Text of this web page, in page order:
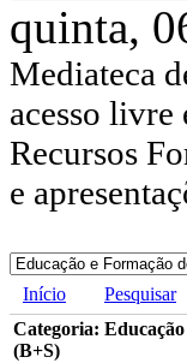
quinta,
Mediateca
acesso
Recursos
e
Início Pesquisar
Categoria:
(B+S)